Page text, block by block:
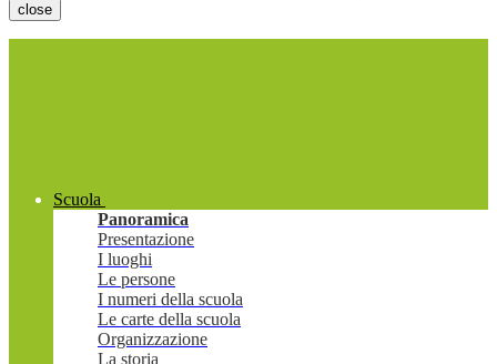
close
Scuola
Panoramica
Presentazione
I luoghi
Le persone
I numeri della scuola
Le carte della scuola
Organizzazione
La storia